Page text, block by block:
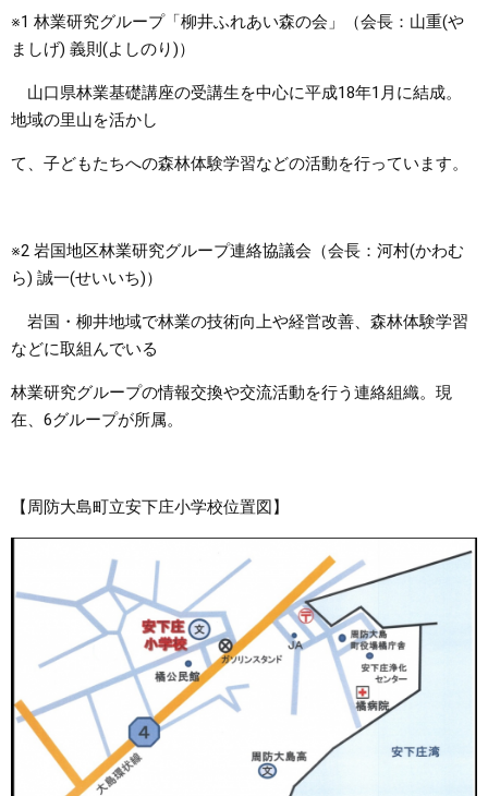
※1 林業研究グループ「柳井ふれあい森の会」（会長：山重(や
ましげ) 義則(よしのり)）
山口県林業基礎講座の受講生を中心に平成18年1月に結成。
地域の里山を活かし
て、子どもたちへの森林体験学習などの活動を行っています。
※2 岩国地区林業研究グループ連絡協議会（会長：河村(かわむ
ら) 誠一(せいいち)）
岩国・柳井地域で林業の技術向上や経営改善、森林体験学習
などに取組んでいる
林業研究グループの情報交換や交流活動を行う連絡組織。現
在、6グループが所属。
【周防大島町立安下庄小学校位置図】